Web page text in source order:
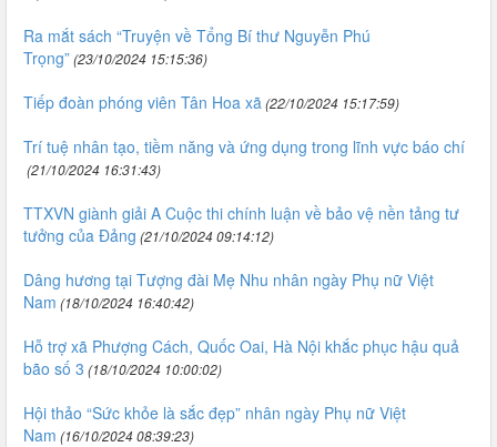
Ra mắt sách “Truyện về Tổng Bí thư Nguyễn Phú
Trọng”(23/10/2024 15:15:36)
Tiếp đoàn phóng viên Tân Hoa xã(22/10/2024 15:17:59)
Trí tuệ nhân tạo, tiềm năng và ứng dụng trong lĩnh vực báo chí
(21/10/2024 16:31:43)
TTXVN giành giải A Cuộc thi chính luận về bảo vệ nền tảng tư
tưởng của Đảng (21/10/2024 09:14:12)
Dâng hương tại Tượng đài Mẹ Nhu nhân ngày Phụ nữ Việt
Nam (18/10/2024 16:40:42)
Hỗ trợ xã Phượng Cách, Quốc Oai, Hà Nội khắc phục hậu quả
bão số 3 (18/10/2024 10:00:02)
Hội thảo “Sức khỏe là sắc đẹp” nhân ngày Phụ nữ Việt
Nam (16/10/2024 08:39:23)